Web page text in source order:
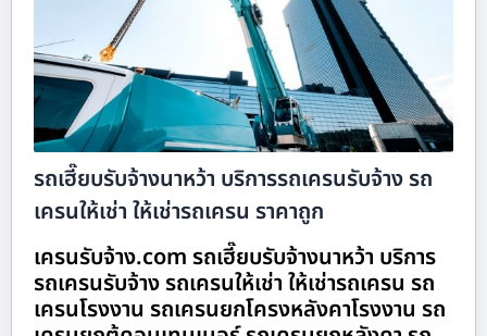
รถเฮี๊ยบรับจ้างนาหว้า บริการรถเครนรับจ้าง รถ
เครนให้เช่า ให้เช่ารถเครน ราคาถูก
เครนรับจ้าง.com รถเฮี๊ยบรับจ้างนาหว้า บริการ
รถเครนรับจ้าง รถเครนให้เช่า ให้เช่ารถเครน รถ
เครนโรงงาน รถเครนยกโครงหลังคาโรงงาน รถ